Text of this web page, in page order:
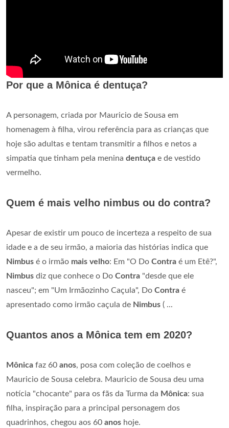
Por que a Mônica é dentuça?
A personagem, criada por Mauricio de Sousa em
homenagem à filha, virou referência para as crianças que
hoje são adultas e tentam transmitir a filhos e netos a
simpatia que tinham pela menina dentuça e de vestido
vermelho.
Quem é mais velho nimbus ou do contra?
Apesar de existir um pouco de incerteza a respeito de sua
idade e a de seu irmão, a maioria das histórias indica que
Nimbus é o irmão mais velho: Em "O Do Contra é um Etê?",
Nimbus diz que conhece o Do Contra "desde que ele
nasceu"; em "Um Irmãozinho Caçula", Do Contra é
apresentado como irmão caçula de Nimbus ( ...
Quantos anos a Mônica tem em 2020?
Mônica faz 60 anos, posa com coleção de coelhos e
Mauricio de Sousa celebra. Mauricio de Sousa deu uma
notícia "chocante" para os fãs da Turma da Mônica: sua
filha, inspiração para a principal personagem dos
quadrinhos, chegou aos 60 anos hoje.